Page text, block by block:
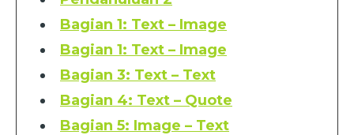
Bagian 1: Text – Image
Bagian 1: Text – Image
Bagian 3: Text – Text
Bagian 4: Text – Quote
Bagian 5: Image – Text